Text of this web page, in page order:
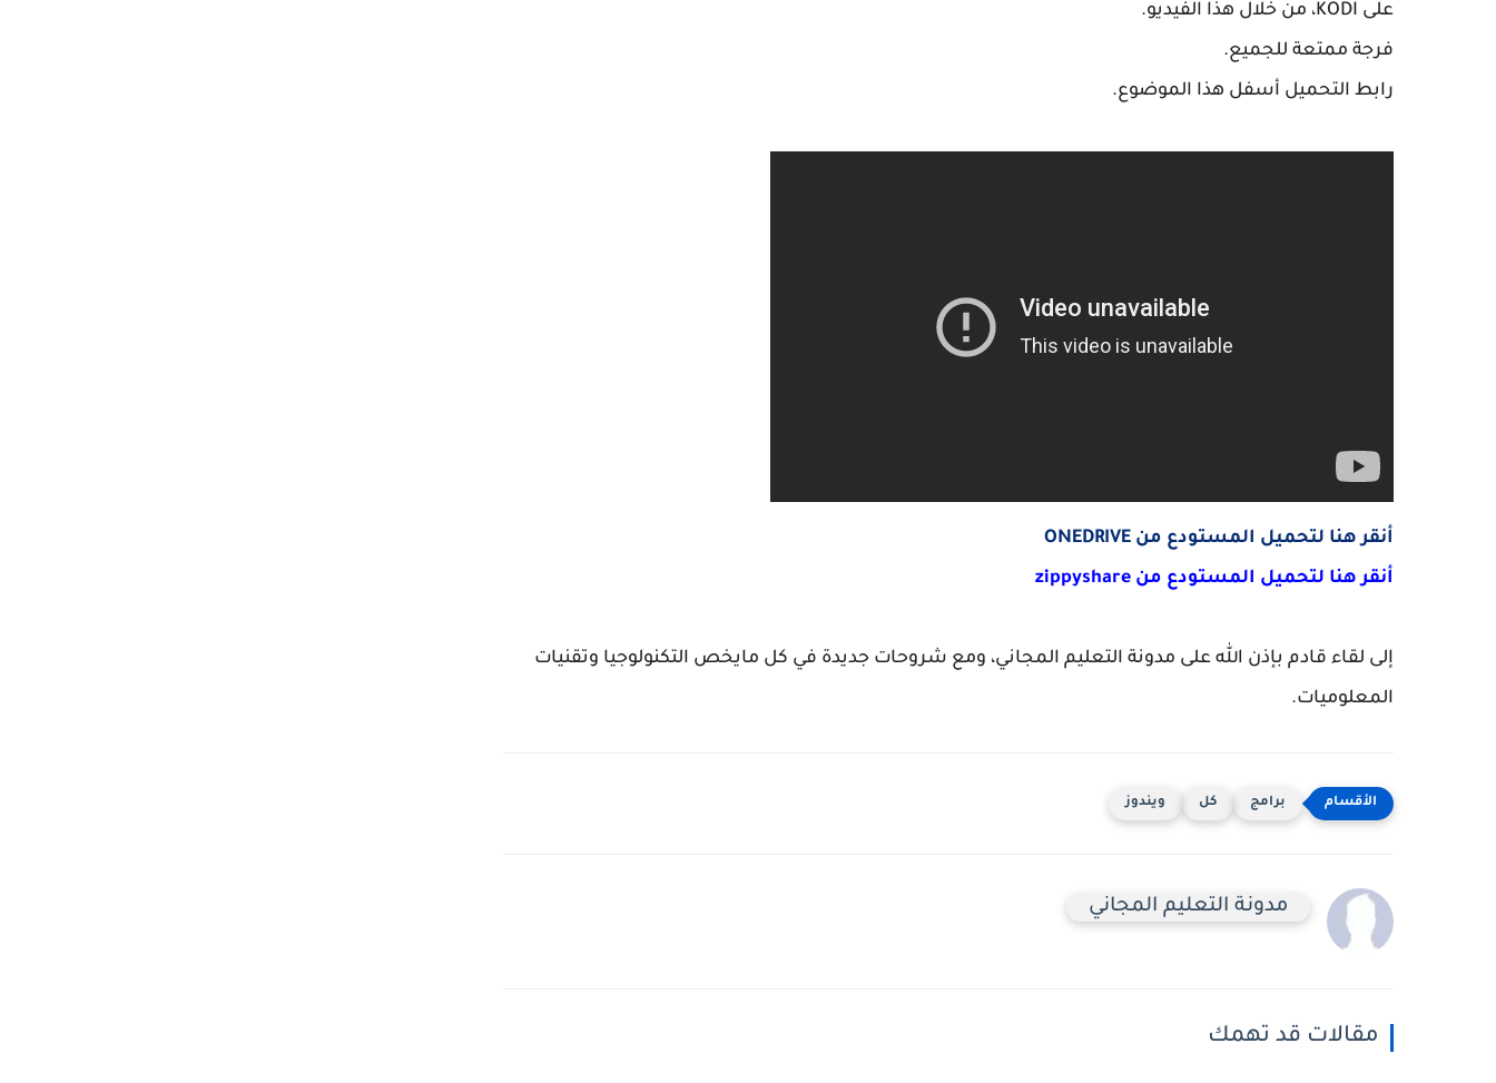
على KODI، من خلال هذا الفيديو.
فرجة ممتعة للجميع.
رابط التحميل أسفل هذا الموضوع.
أنقر هنا لتحميل المستودع من ONEDRIVE
أنقر هنا لتحميل المستودع من zippyshare
إلى لقاء قادم بإذن الله على مدونة التعليم المجاني، ومع شروحات جديدة في كل مايخص التكنولوجيا وتقنيات
المعلوميات.
برامج كل ويندوز
مدونة التعليم المجاني
مقالات قد تهمك